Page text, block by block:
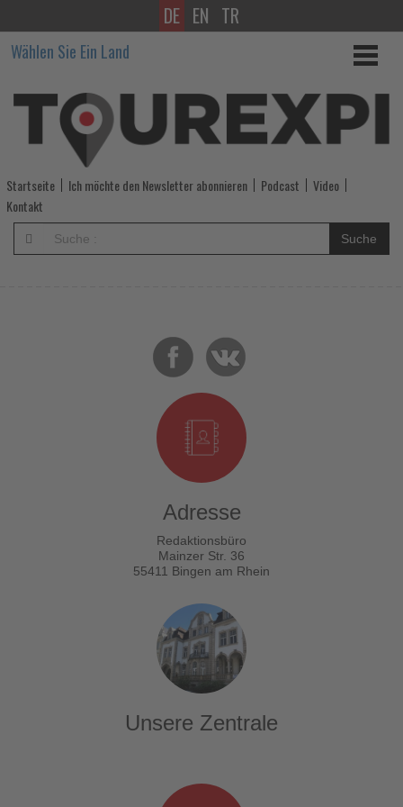
-
Wissen,
was
im
Tourismus
los
ist!
DE EN TR
Wählen Sie Ein Land
Startseite Ich möchte den Newsletter abonnieren Podcast
Video
Kontakt
Suche
Adresse
Redaktionsbüro
Mainzer Str. 36
55411 Bingen am Rhein
Unsere Zentrale